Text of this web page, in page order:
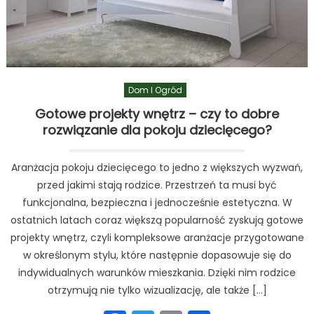
Dom I Ogród
Gotowe projekty wnętrz – czy to dobre
rozwiązanie dla pokoju dziecięcego?
Aranżacja pokoju dziecięcego to jedno z większych wyzwań,
przed jakimi stają rodzice. Przestrzeń ta musi być
funkcjonalna, bezpieczna i jednocześnie estetyczna. W
ostatnich latach coraz większą popularność zyskują gotowe
projekty wnętrz, czyli kompleksowe aranżacje przygotowane
w określonym stylu, które następnie dopasowuje się do
indywidualnych warunków mieszkania. Dzięki nim rodzice
otrzymują nie tylko wizualizację, ale także […]